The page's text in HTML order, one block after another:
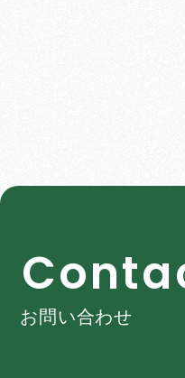
Conta
お問い合わせ